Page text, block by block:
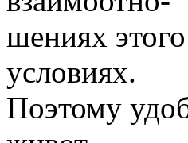
шениях
условиях.
Поэтому